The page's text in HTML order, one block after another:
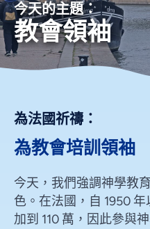
今天的主題：
教會領袖
為法國祈禱：
為教會培訓領袖
今天，我們強調神學教
色。在法國，自 1950
加到 110 萬，因此參與